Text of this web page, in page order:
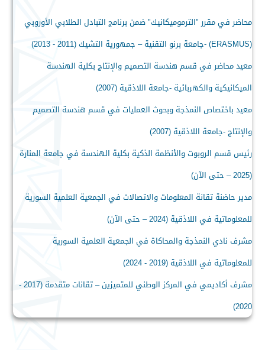
محاضر في مقرر "الترموميكانيك" ضمن برنامج التبادل الطلابي الأوروبي
(ERASMUS) -جامعة برنو التقنية – جمهورية التشيك (2011 - 2013)
معيد محاضر في قسم هندسة التصميم والإنتاج بكلية الهندسة
الميكانيكية والكهربائية -جامعة اللاذقية (2007)
معيد باختصاص النمذجة وبحوث العمليات في قسم هندسة التصميم
والإنتاج -جامعة اللاذقية (2007)
رئيس قسم الروبوت والأنظمة الذكية بكلية الهندسة في جامعة المنارة
(2025 – حتى الآن)
مدير حاضنة تقانة المعلومات والاتصالات في الجمعية العلمية السورية
للمعلوماتية في اللاذقية (2024 – حتى الآن)
مشرف نادي النمذجة والمحاكاة في الجمعية العلمية السورية
للمعلوماتية في اللاذقية (2019 - 2024)
مشرف أكاديمي في المركز الوطني للمتميزين – تقانات متقدمة (2017 -
2020)